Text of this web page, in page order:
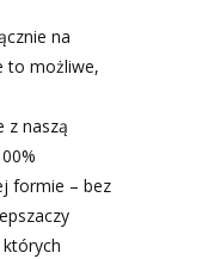
na
to możliwe,
z naszą
formie – bez